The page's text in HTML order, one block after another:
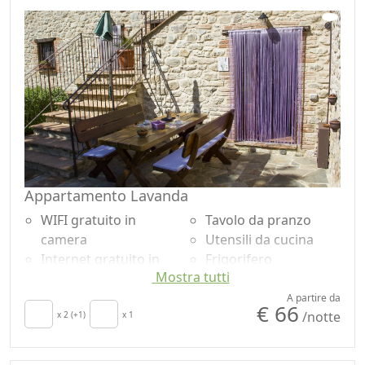
Asciugacapelli
Soggiorno
Stendibiancheria
Asciugamani
Armadio o
Guardaroba
Ferro da stiro
Divano
Lavatrice
Giardino
Vista giardino
Ingresso
indipendente
Microonde
Accessibilità
Appartamento Lavanda
WIFI gratuito in
camera
Internet gratuito in
TV in camera
Culla
Angolo cottura
Tavolo da pranzo
Utensili da cucina
Frigorifero
Macchina per il caffé
all'aperto
Doccia
Mostra tutti
x 2 (+1) x 1
A partire da
€ 66 /notte